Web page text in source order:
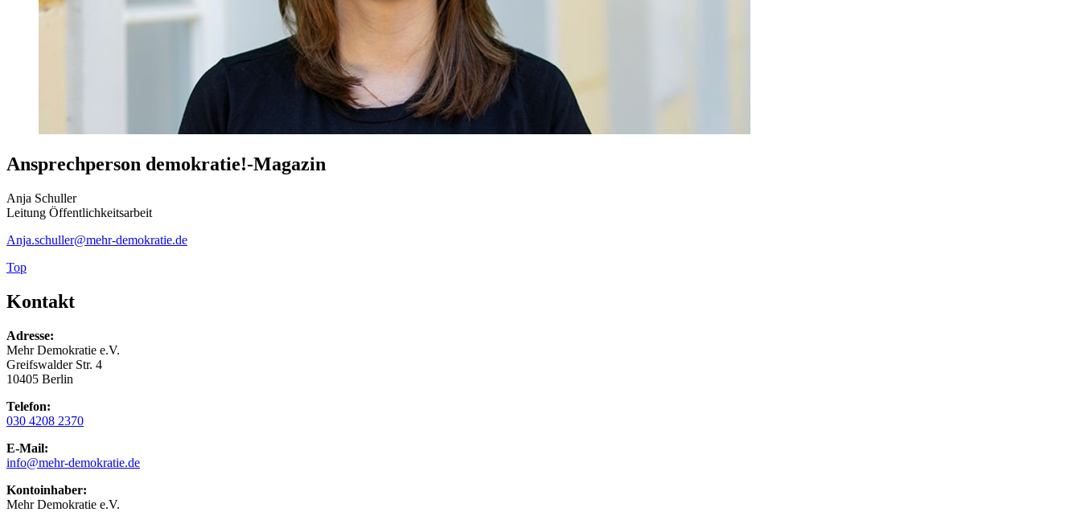
Ansprechperson demokratie!-Magazin
Anja Schuller
Leitung Öffentlichkeitsarbeit
Anja.schuller@mehr-demokratie.de
Top
Kontakt
Adresse:
Mehr Demokratie e.V.
Greifswalder Str. 4
10405 Berlin
Telefon:
030 4208 2370
E-Mail:
info@mehr-demokratie.de
Kontoinhaber:
Mehr Demokratie e.V.